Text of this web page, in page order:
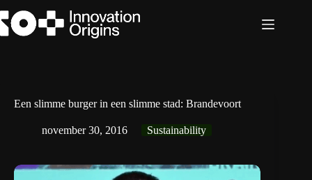
naar
de
Een slimme burger in een slimme stad: Brandevoort
november 30, 2016 Sustainability